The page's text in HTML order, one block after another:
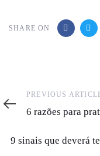
SHARE ON
Previous
Article
PREVIOUS
6 razões para
Article
9 sinais que deverá